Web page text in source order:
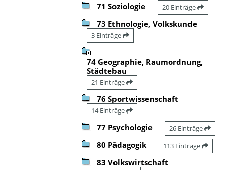
71 Soziologie 20 Einträge
73 Ethnologie, Volkskunde
3 Einträge
74 Geographie, Raumordnung,
Städtebau
21 Einträge
76 Sportwissenschaft
14 Einträge
77 Psychologie 26 Einträge
80 Pädagogik 113 Einträge
83 Volkswirtschaft